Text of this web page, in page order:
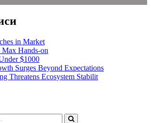
in Market
Max Hands-on
$1000
Surges Beyond Expectations
Threatens Ecosystem Stabilit